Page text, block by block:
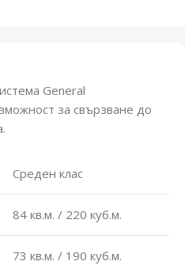
General
за свързване до
Среден клас
84 кв.м. / 220 куб.м.
73 кв.м. / 190 куб.м.